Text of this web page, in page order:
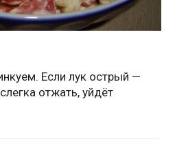
Если лук острый —
отжать, уйдёт